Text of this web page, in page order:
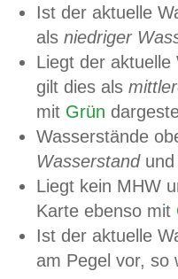
Ist der aktuelle
als niedriger
Liegt der
gilt dies als
mit Grün
Wasserstände
Wasserstandund
Liegt kein MHW
Karte ebenso mit
Ist der aktuelle
am Pegel vor,